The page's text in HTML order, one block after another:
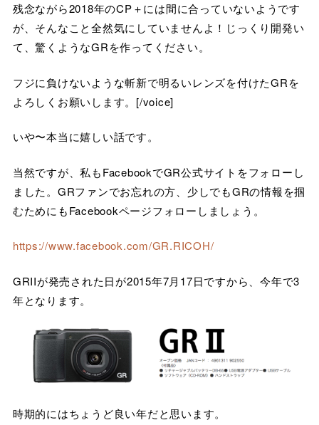
残念ながら2018年のCP＋には間に合っていないようです
が、そんなこと全然気にしていませんよ！じっくり開発い
て、驚くようなGRを作ってください。
フジに負けないような斬新で明るいレンズを付けたGRを
よろしくお願いします。[/voice]
いや〜本当に嬉しい話です。
当然ですが、私もFacebookでGR公式サイトをフォローし
ました。GRファンでお忘れの方、少しでもGRの情報を掴
むためにもFacebookページフォローしましょう。
https://www.facebook.com/GR.RICOH/
GRIIが発売された日が2015年7月17日ですから、今年で3
年となります。
時期的にはちょうど良い年だと思います。